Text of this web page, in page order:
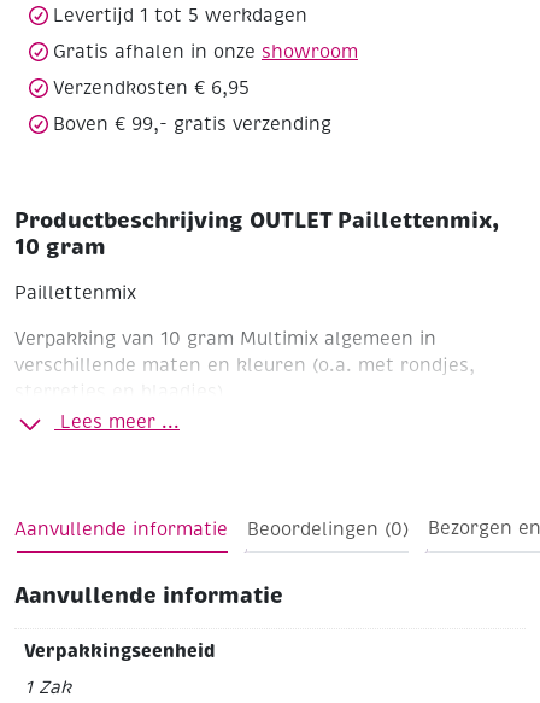
Levertijd 1 tot 5 werkdagen
Gratis afhalen in onze showroom
Verzendkosten € 6,95
Boven € 99,- gratis verzending
Productbeschrijving OUTLET Paillettenmix,
10 gram
Paillettenmix
Verpakking van 10 gram Multimix algemeen in
verschillende maten en kleuren (o.a. met rondjes,
sterretjes en blaadjes)
Lees meer ...
Aanvullende informatie Beoordelingen (0) Bezorgen
Aanvullende informatie
Verpakkingseenheid
1 Zak